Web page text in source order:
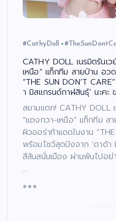
#CathyDoll
CATHY DOLL เนรมิตรันเ
เหนือ” แท็กทีม สายป่าน อว
“THE SUN DON’T
า มิสแกรนด์กาฬสินธุ์’ นะ
สยามแตก! CATHY DOLL
“แตงกวา-เหนือ” แท็กทีม ส
ผิวออร่าท้าแดดในงาน
พร้อมโชว์สุดปังจาก ‘ดาด้า
สีสันสนั่นเมือง ผ่านพ้นไปอ
…